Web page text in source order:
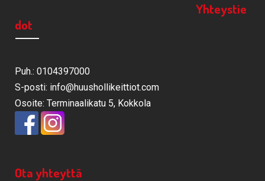
Yhteystie
dot
Puh.: 0104397000
S-posti: info@huushollikeittiot.com
Osoite: Terminaalikatu 5, Kokkola
Ota yhteyttä